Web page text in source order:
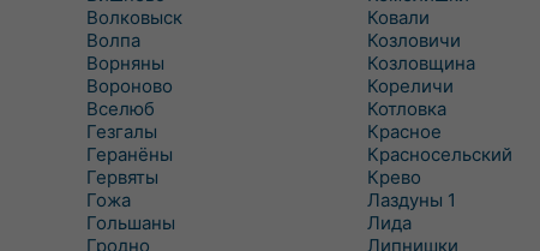
Волковыск
Волпа
Ворняны
Вороново
Вселюб
Гезгалы
Геранёны
Гервяты
Гожа
Гольшаны
Гродно
Ковали
Козловичи
Козловщина
Кореличи
Котловка
Красное
Красносельский
Крево
Лаздуны 1
Лида
Липнишки